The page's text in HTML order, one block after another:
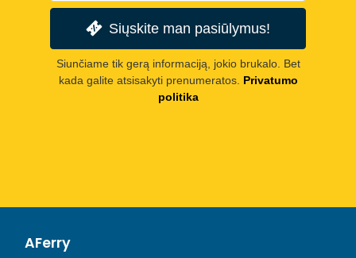
Siųskite man pasiūlymus!
Siunčiame tik gerą informaciją, jokio brukalo. Bet
kada galite atsisakyti prenumeratos. Privatumo
politika
AFerry